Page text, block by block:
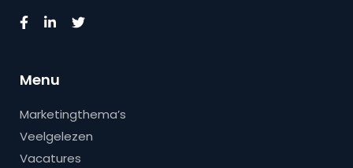
Menu
Marketingthema’s
Veelgelezen
Vacatures